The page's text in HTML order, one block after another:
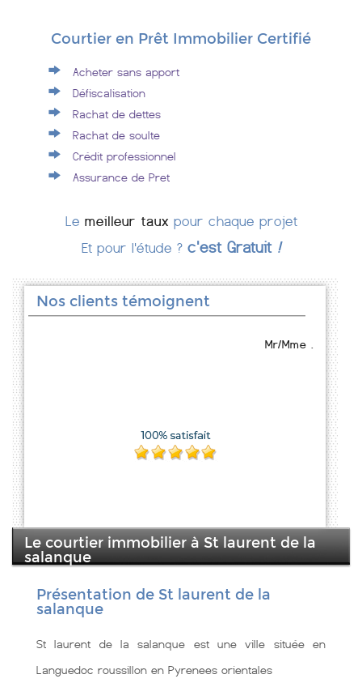
Courtier en Prêt Immobilier Certifié
Acheter sans apport
Défiscalisation
Rachat de dettes
Rachat de soulte
Crédit professionnel
Assurance de Pret
Le meilleur taux pour chaque projet
Et pour l'étude ? c'est Gratuit !
Nos clients témoignent
Mr/Mme .
Le courtier immobilier à St laurent de la
salanque
Présentation de St laurent de la
salanque
St laurent de la salanque est une ville située en
Languedoc roussillon en Pyrenees orientales